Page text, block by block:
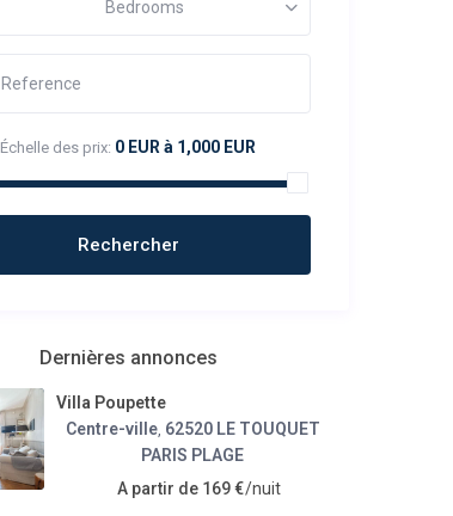
Bedrooms
Échelle des prix: 0 EUR à 1,000 EUR
Dernières annonces
Villa Poupette
Centre-ville, 62520 LE TOUQUET
PARIS PLAGE
A partir de 169 €/nuit